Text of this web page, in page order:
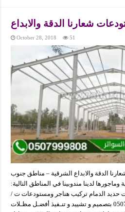
شعارنا الدقة والابداع
October 28, 2018 51
الدقة والابداع الشرقية – مناطق جنوب
لدينا مندوبينا في المناطق التالية:
حديد الدمام تركيب هناجر ومستودعات ت /
0507999808 – 0507999656 بتصميم و تشييد و تنـفيذ أفضـل مظـلات